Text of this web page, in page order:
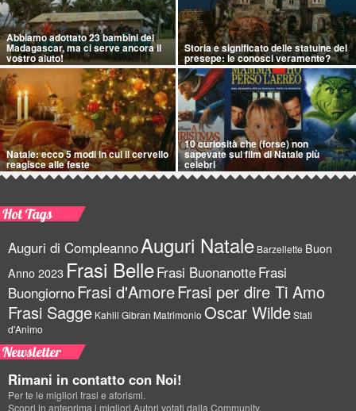
Abbiamo adottato 23 bambini del
Madagascar, ma ci serve ancora il
vostro aiuto!
Storia e significato delle statuine del
presepe: le conosci veramente?
Natale: ecco 5 modi in cui il cervello
reagisce alle feste
10 curiosità che (forse) non
sapevate sui film di Natale più
celebri
Hot Tags
Auguri di CompleannoAuguri Natale Barzellette Buon
Anno 2023 Frasi BelleFrasi BuonanotteFrasi
BuongiornoFrasi d'AmoreFrasi per dire Ti Amo
Frasi Sagge Kahlil Gibran Matrimonio Oscar WildeStati
d'Animo
Newsletter
Rimani in contatto con Noi!
Per te le migliori frasi e aforismi.
Scopri in anteprima i migliori Autori votati dalla Community.